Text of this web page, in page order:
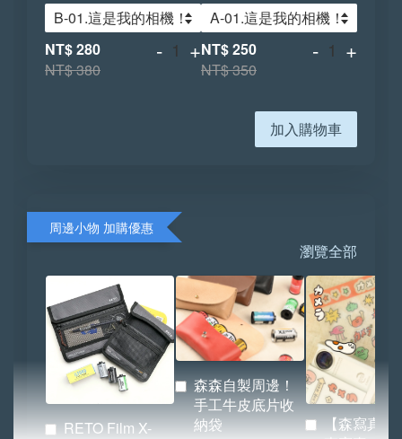
NT$ 280
NT$ 380
- +NT$ 250
NT$ 350
- +
加入購物車
周邊小物 加購優惠
瀏覽全部
RETO Film X-
森森自製周邊！
手工牛皮底片收
納袋
【森寫真機